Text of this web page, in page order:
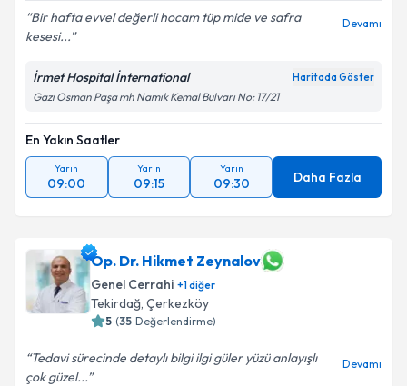
Bir hafta evvel değerli hocam tüp mide ve safra
kesesi...
Devamı
İrmet Hospital İnternational Haritada Göster
Gazi Osman Paşa mh Namık Kemal Bulvarı No: 17/21
En Yakın Saatler
Yarın
09:00
Yarın
09:15
Yarın
09:30 Daha Fazla
Op. Dr. Hikmet Zeynalov
Genel Cerrahi +1diğer
Tekirdağ, Çerkezköy
5 (35 Değerlendirme)
Tedavi sürecinde detaylı bilgi ilgi güler yüzü anlayışlı
çok güzel...
Devamı